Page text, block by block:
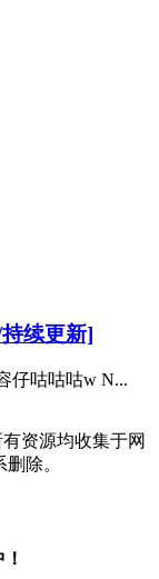
续更新]
仔咕咕咕w N...
资源均收集于网
除。